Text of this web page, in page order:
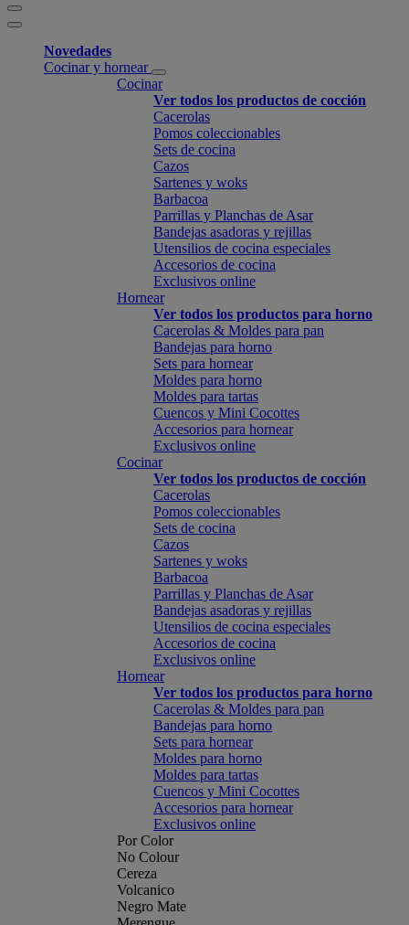
Novedades
Cocinar y hornear
Cocinar
Ver todos los productos de cocción
Cacerolas
Pomos coleccionables
Sets de cocina
Cazos
Sartenes y woks
Barbacoa
Parrillas y Planchas de Asar
Bandejas asadoras y rejillas
Utensilios de cocina especiales
Accesorios de cocina
Exclusivos online
Hornear
Ver todos los productos para horno
Cacerolas & Moldes para pan
Bandejas para horno
Sets para hornear
Moldes para horno
Moldes para tartas
Cuencos y Mini Cocottes
Accesorios para hornear
Exclusivos online
Cocinar
Ver todos los productos de cocción
Cacerolas
Pomos coleccionables
Sets de cocina
Cazos
Sartenes y woks
Barbacoa
Parrillas y Planchas de Asar
Bandejas asadoras y rejillas
Utensilios de cocina especiales
Accesorios de cocina
Exclusivos online
Hornear
Ver todos los productos para horno
Cacerolas & Moldes para pan
Bandejas para horno
Sets para hornear
Moldes para horno
Moldes para tartas
Cuencos y Mini Cocottes
Accesorios para hornear
Exclusivos online
Por Color
No Colour
Cereza
Volcanico
Negro Mate